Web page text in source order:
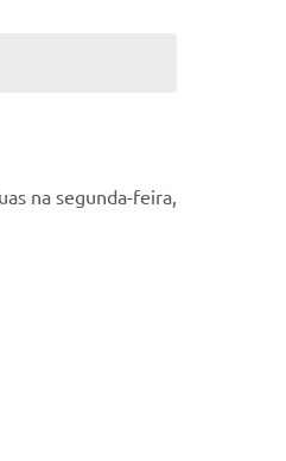
na segunda-feira,